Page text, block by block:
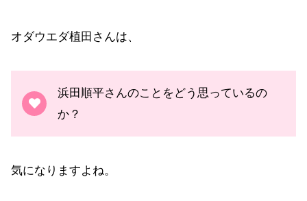
オダウエダ植田さんは、
浜田順平さんのことをどう思っているの
か？
気になりますよね。